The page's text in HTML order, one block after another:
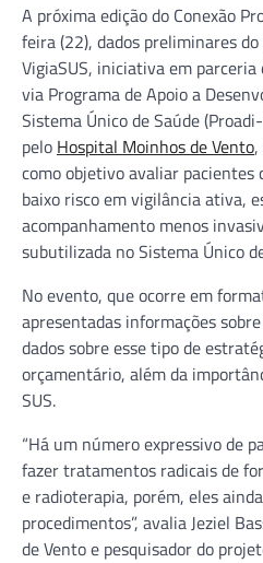
A próxima edição do Conexão
feira (22), dados preliminares
VigiaSUS, iniciativa em
via Programa de Apoio a
Sistema Único de Saúde
pelo Hospital Moinhos de Vento
como objetivo avaliar pacientes
baixo risco em vigilância ativa,
acompanhamento menos
subutilizada no Sistema Único
No evento, que ocorre em
apresentadas informações
dados sobre esse tipo de
orçamentário, além da
SUS.
“Há um número expressivo de
fazer tratamentos radicais de
e radioterapia, porém, eles
procedimentos”, avalia Jeziel
de Vento e pesquisador do